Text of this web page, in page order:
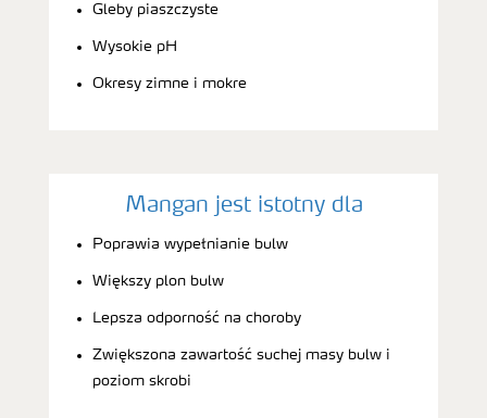
Gleby piaszczyste
Wysokie pH
Okresy zimne i mokre
Mangan jest istotny dla
Poprawia wypełnianie bulw
Większy plon bulw
Lepsza odporność na choroby
Zwiększona zawartość suchej masy bulw i
poziom skrobi